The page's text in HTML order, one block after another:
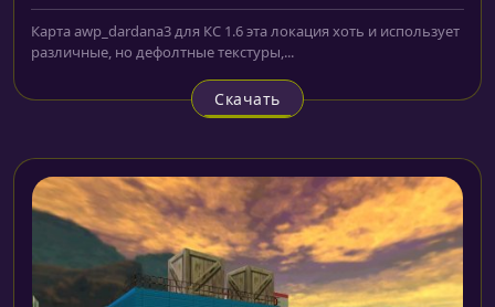
Карта awp_dardana3 для КС 1.6 эта локация хоть и использует
различные, но дефолтные текстуры,...
Скачать